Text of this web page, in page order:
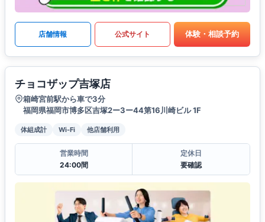
店舗情報 公式サイト 体験・相談予約
チョコザップ吉塚店
箱崎宮前駅から車で3分
福岡県福岡市博多区吉塚2ー3ー44第16川崎ビル 1F
体組成計 Wi-Fi 他店舗利用
営業時間
24:00間
定休日
要確認